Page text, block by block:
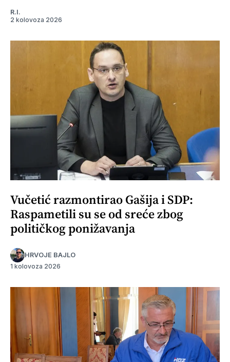
R.I.
2 kolovoza 2026
Vučetić razmontirao Gašija i SDP:
Raspametili su se od sreće zbog
političkog ponižavanja
HRVOJE BAJLO
1 kolovoza 2026